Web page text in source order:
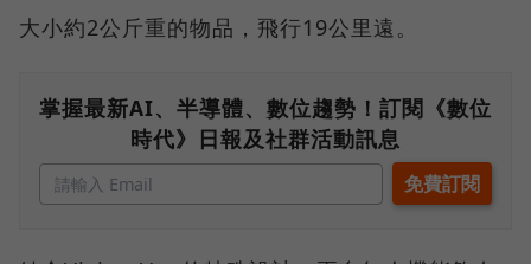
大小約2公斤重的物品，飛行19公里遠。
掌握最新AI、半導體、數位趨勢！訂閱《數位
時代》日報及社群活動訊息